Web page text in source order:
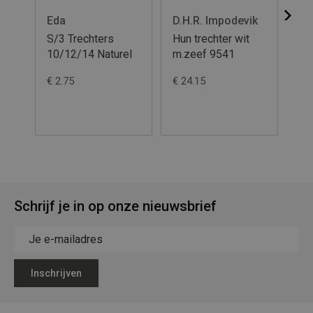
Eda
S/3 Trechters
10/12/14 Naturel
€ 2.75
D.H.R. Impodevik
Hun trechter wit
m.zeef 9541
€ 24.15
Schrijf je in op onze nieuwsbrief
Inschrijven